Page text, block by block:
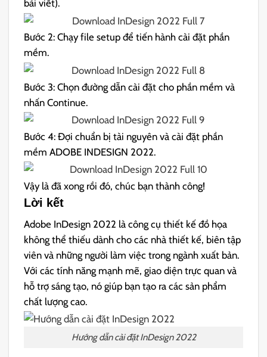
bài viết).
Bước 2: Chạy file setup để tiến hành cài đặt phần
mềm.
Bước 3: Chọn đường dẫn cài đặt cho phần mềm và
nhấn Continue.
Bước 4: Đợi chuẩn bị tài nguyên và cài đặt phần
mềm ADOBE INDESIGN 2022.
Vậy là đã xong rồi đó, chúc bạn thành công!
Lời kết
Adobe InDesign 2022 là công cụ thiết kế đồ họa
không thể thiếu dành cho các nhà thiết kế, biên tập
viên và những người làm việc trong ngành xuất bản.
Với các tính năng mạnh mẽ, giao diện trực quan và
hỗ trợ sáng tạo, nó giúp bạn tạo ra các sản phẩm
chất lượng cao.
Hướng dẫn cài đặt InDesign 2022